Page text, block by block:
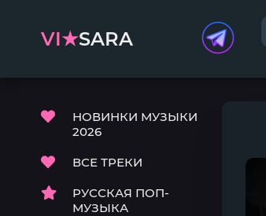
VI★SARA
НОВИНКИ МУЗЫКИ
2026
ВСЕ ТРЕКИ
РУССКАЯ ПОП-
МУЗЫКА